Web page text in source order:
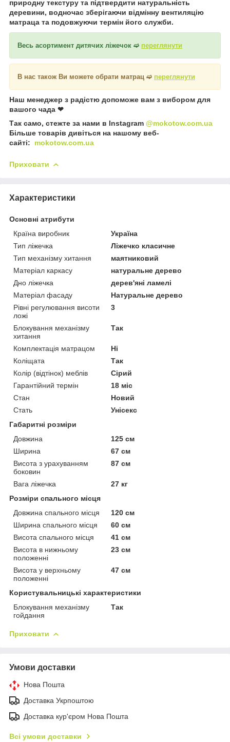
природну текстуру та підтвердити натуральність
деревини, водночас зберігаючи відмінну вентиляцію
матраца та подовжуючи термін його служби.
Весь асортимент дитячих ліжечок ➫ переглянути
В нас також Ви можете обрати матрац ➫ переглянути
Наш менеджер з радістю допоможе вам з вибором для
вашого чада ❤
Так само, стежте за нами в Instagram @mokotow.com.ua
Більше товарів дивіться на нашому веб-
сайті:
mokotow.com.ua
Приховати
Характеристики
Основні атрибути
Країна виробник
Україна
Тип ліжечка
Ліжечко класичне
Тип механізму хитання
маятниковий
Матеріал каркасу
натуральне дерево
Дно ліжечка
дерев'яні ламелі
Матеріал фасаду
Натуральне дерево
Рівні регулювання висоти
ложі
3
Блокування механізму
хитання
Так
Комплектація матрацом
Ні
Коліщата
Так
Колір (відтінок) меблів
Сірий
Гарантійний термін
18 міс
Стан
Новий
Стать
Унісекс
Габаритні розміри
Довжина
125 см
Ширина
67 см
Висота з урахуванням
боковин
87 см
Вага ліжечка
27 кг
Розміри спального місця
Довжина спального місця
120 см
Ширина спального місця
60 см
Висота спального місця
41 см
Висота в нижньому
положенні
23 см
Висота у верхньому
положенні
47 см
Користувальницькі характеристики
Блокування механізму
гойдання
Так
Приховати
Умови доставки
Нова Пошта
Доставка Укрпоштою
Доставка кур'єром Нова Пошта
Всі умови доставки